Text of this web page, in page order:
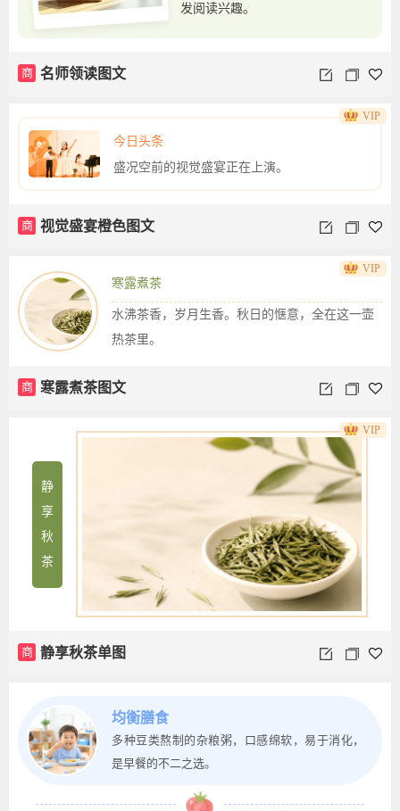
发阅读兴趣。
商 名师领读图文
今日头条
盛况空前的视觉盛宴正在上演。
商 视觉盛宴橙色图文
VIP
寒露煮茶
水沸茶香，岁月生香。秋日的惬意，全在这一壶
热茶里。
商 寒露煮茶图文
VIP
静
享
秋
茶
商 静享秋茶单图
VIP
均衡膳食
多种豆类熬制的杂粮粥，口感绵软，易于消化，
是早餐的不二之选。